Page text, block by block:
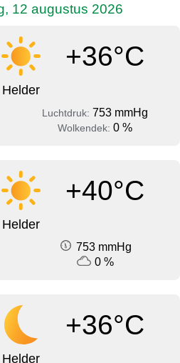
12 augustus 2026
+36°C
Helder
Luchtdruk: 753 mmHg
Wolkendek: 0 %
+40°C
Helder
753 mmHg
0 %
+36°C
Helder